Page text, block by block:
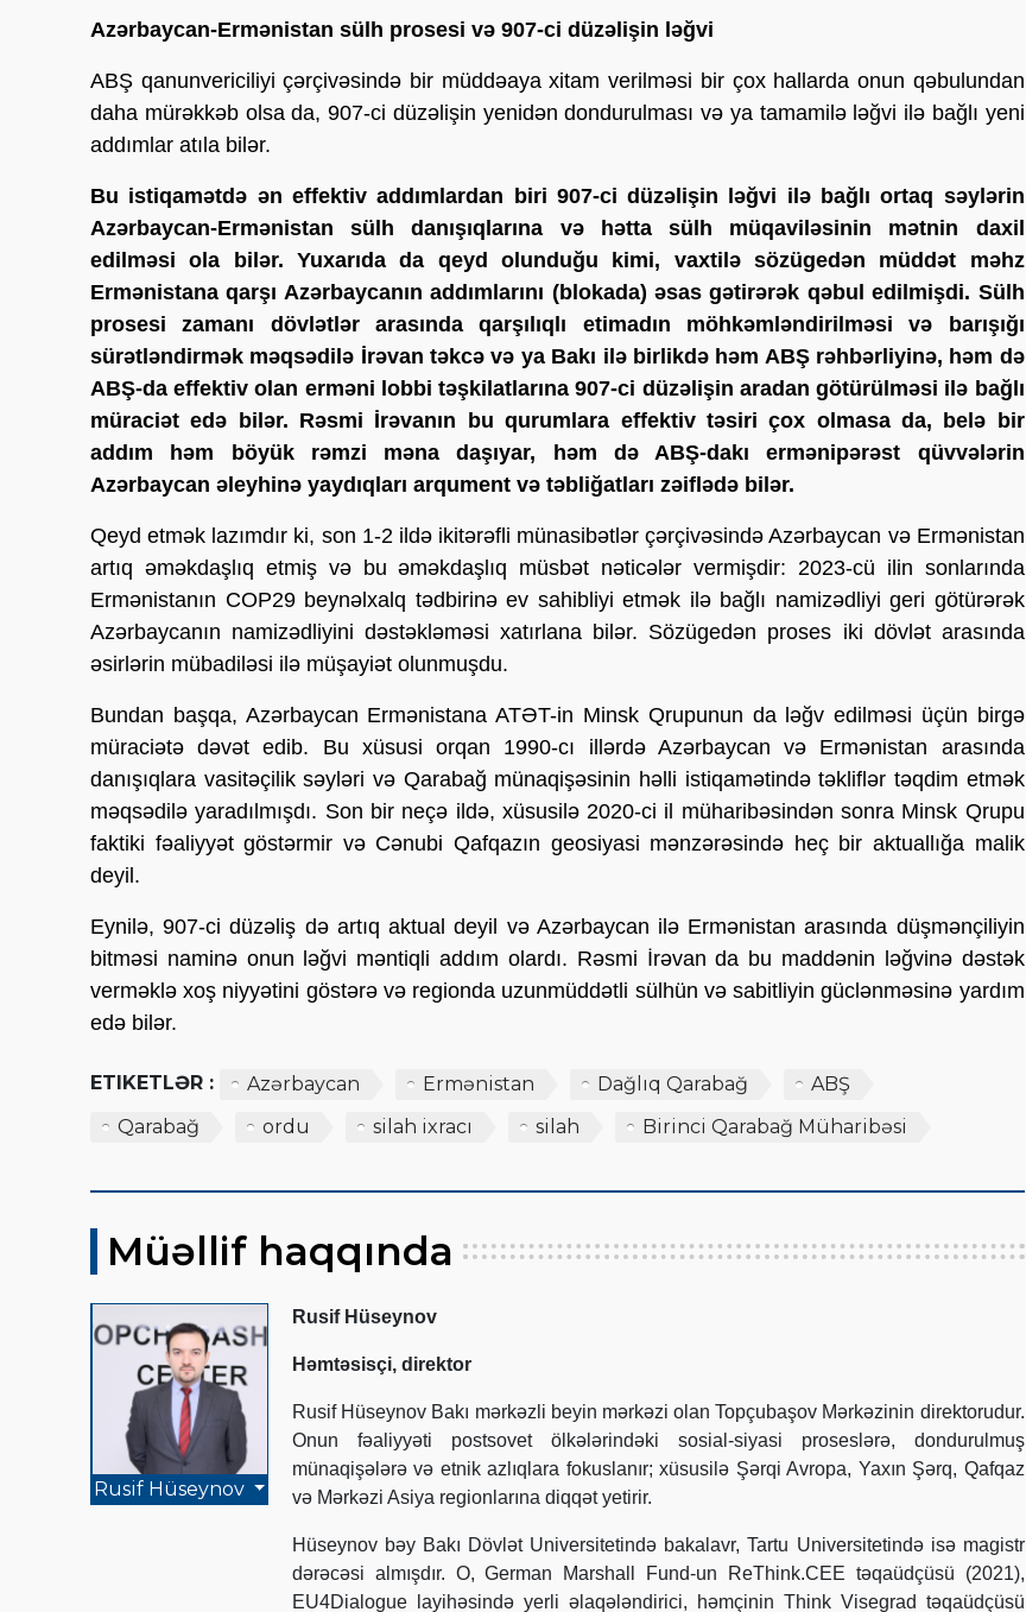
Azərbaycan-Ermənistan sülh prosesi və 907-ci düzəlişin ləğvi
ABŞ qanunvericiliyi çərçivəsində bir müddəaya xitam verilməsi bir çox hallarda onun qəbulundan
daha mürəkkəb olsa da, 907-ci düzəlişin yenidən dondurulması və ya tamamilə ləğvi ilə bağlı yeni
addımlar atıla bilər.
Bu istiqamətdə ən effektiv addımlardan biri 907-ci düzəlişin ləğvi ilə bağlı ortaq səylərin
Azərbaycan-Ermənistan sülh danışıqlarına və hətta sülh müqaviləsinin mətnin daxil
edilməsi ola bilər. Yuxarıda da qeyd olunduğu kimi, vaxtilə sözügedən müddət məhz
Ermənistana qarşı Azərbaycanın addımlarını (blokada) əsas gətirərək qəbul edilmişdi. Sülh
prosesi zamanı dövlətlər arasında qarşılıqlı etimadın möhkəmləndirilməsi və barışığı
sürətləndirmək məqsədilə İrəvan təkcə və ya Bakı ilə birlikdə həm ABŞ rəhbərliyinə, həm də
ABŞ-da effektiv olan erməni lobbi təşkilatlarına 907-ci düzəlişin aradan götürülməsi ilə bağlı
müraciət edə bilər. Rəsmi İrəvanın bu qurumlara effektiv təsiri çox olmasa da, belə bir
addım həm böyük rəmzi məna daşıyar, həm də ABŞ-dakı ermənipərəst qüvvələrin
Azərbaycan əleyhinə yaydıqları arqument və təbliğatları zəiflədə bilər.
Qeyd etmək lazımdır ki, son 1-2 ildə ikitərəfli münasibətlər çərçivəsində Azərbaycan və Ermənistan
artıq əməkdaşlıq etmiş və bu əməkdaşlıq müsbət nəticələr vermişdir: 2023-cü ilin sonlarında
Ermənistanın COP29 beynəlxalq tədbirinə ev sahibliyi etmək ilə bağlı namizədliyi geri götürərək
Azərbaycanın namizədliyini dəstəkləməsi xatırlana bilər. Sözügedən proses iki dövlət arasında
əsirlərin mübadiləsi ilə müşayiət olunmuşdu.
Bundan başqa, Azərbaycan Ermənistana ATƏT-in Minsk Qrupunun da ləğv edilməsi üçün birgə
müraciətə dəvət edib. Bu xüsusi orqan 1990-cı illərdə Azərbaycan və Ermənistan arasında
danışıqlara vasitəçilik səyləri və Qarabağ münaqişəsinin həlli istiqamətində təkliflər təqdim etmək
məqsədilə yaradılmışdı. Son bir neçə ildə, xüsusilə 2020-ci il müharibəsindən sonra Minsk Qrupu
faktiki fəaliyyət göstərmir və Cənubi Qafqazın geosiyasi mənzərəsində heç bir aktuallığa malik
deyil.
Eynilə, 907-ci düzəliş də artıq aktual deyil və Azərbaycan ilə Ermənistan arasında düşmənçiliyin
bitməsi naminə onun ləğvi məntiqli addım olardı. Rəsmi İrəvan da bu maddənin ləğvinə dəstək
verməklə xoş niyyətini göstərə və regionda uzunmüddətli sülhün və sabitliyin güclənməsinə yardım
edə bilər.
ETIKETLƏR : Azərbaycan Ermənistan Dağlıq Qarabağ
ABŞ
Qarabağ
ordu silah ixracı silah Birinci Qarabağ Müharibəsi
Müəllif haqqında
Rusif Hüseynov
Rusif Hüseynov
Həmtəsisçi, direktor
Rusif Hüseynov Bakı mərkəzli beyin mərkəzi olan Topçubaşov Mərkəzinin direktorudur.
Onun fəaliyyəti postsovet ölkələrindəki sosial-siyasi proseslərə, dondurulmuş
münaqişələrə və etnik azlıqlara fokuslanır; xüsusilə Şərqi Avropa, Yaxın Şərq, Qafqaz
və Mərkəzi Asiya regionlarına diqqət yetirir.
Hüseynov bəy Bakı Dövlət Universitetində bakalavr, Tartu Universitetində isə magistr
dərəcəsi almışdır. O, German Marshall Fund-un ReThink.CEE təqaüdçüsü (2021),
EU4Dialogue layihəsində yerli əlaqələndirici, həmçinin Think Visegrad təqaüdçüsü